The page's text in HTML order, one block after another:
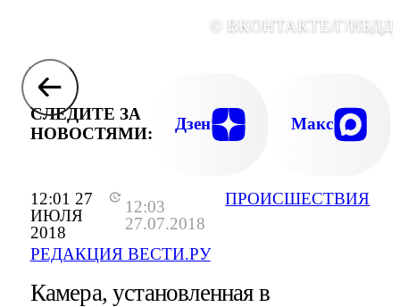
12:01 27
ИЮЛЯ
2018
12:03
27.07.2018
РЕДАКЦИЯ ВЕСТИ.РУ
ПРОИСШЕСТВИЯ
© ВКОНТАКТЕ/Г/ИБДД
СЛЕДИТЕ ЗА
НОВОСТЯМИ:
Дзен Макс
Камера, установленная в